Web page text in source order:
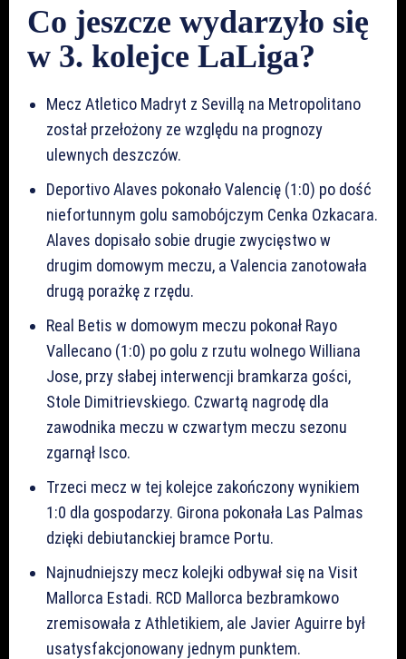
Co jeszcze wydarzyło się
w 3. kolejce LaLiga?
Mecz Atletico Madryt z Sevillą na Metropolitano
został przełożony ze względu na prognozy
ulewnych deszczów.
Deportivo Alaves pokonało Valencię (1:0) po dość
niefortunnym golu samobójczym Cenka Ozkacara.
Alaves dopisało sobie drugie zwycięstwo w
drugim domowym meczu, a Valencia zanotowała
drugą porażkę z rzędu.
Real Betis w domowym meczu pokonał Rayo
Vallecano (1:0) po golu z rzutu wolnego Williana
Jose, przy słabej interwencji bramkarza gości,
Stole Dimitrievskiego. Czwartą nagrodę dla
zawodnika meczu w czwartym meczu sezonu
zgarnął Isco.
Trzeci mecz w tej kolejce zakończony wynikiem
1:0 dla gospodarzy. Girona pokonała Las Palmas
dzięki debiutanckiej bramce Portu.
Najnudniejszy mecz kolejki odbywał się na Visit
Mallorca Estadi. RCD Mallorca bezbramkowo
zremisowała z Athletikiem, ale Javier Aguirre był
usatysfakcjonowany jednym punktem.